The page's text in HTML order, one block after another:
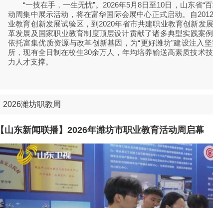
“一技在手，一生无忧”。2026年5月8日至10日，山东省“
动周集中展示活动，将在富华国际会展中心正式启动。自
业教育创新发展试验区，到2020年省市共建职业教育创新发
革发展及国家职业教育制度顶层设计贡献了诸多典型实践案
依托富集优质资源与改革创新基因，为“更好潍坊”建设注入
所，现有全日制在校生30余万人，年均培养输送高素质技术
力人才支撑。
2026潍坊职教周
【山东新闻联播】2026年潍坊市职业教育活动周启幕